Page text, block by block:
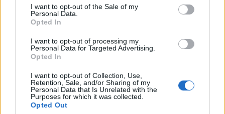
I want to opt-out of the Sale of my
Personal Data.
Opted In
I want to opt-out of processing my
Personal Data for Targeted Advertising.
Opted In
I want to opt-out of Collection, Use,
Retention, Sale, and/or Sharing of my
Personal Data that Is Unrelated with the
Purposes for which it was collected.
Opted Out